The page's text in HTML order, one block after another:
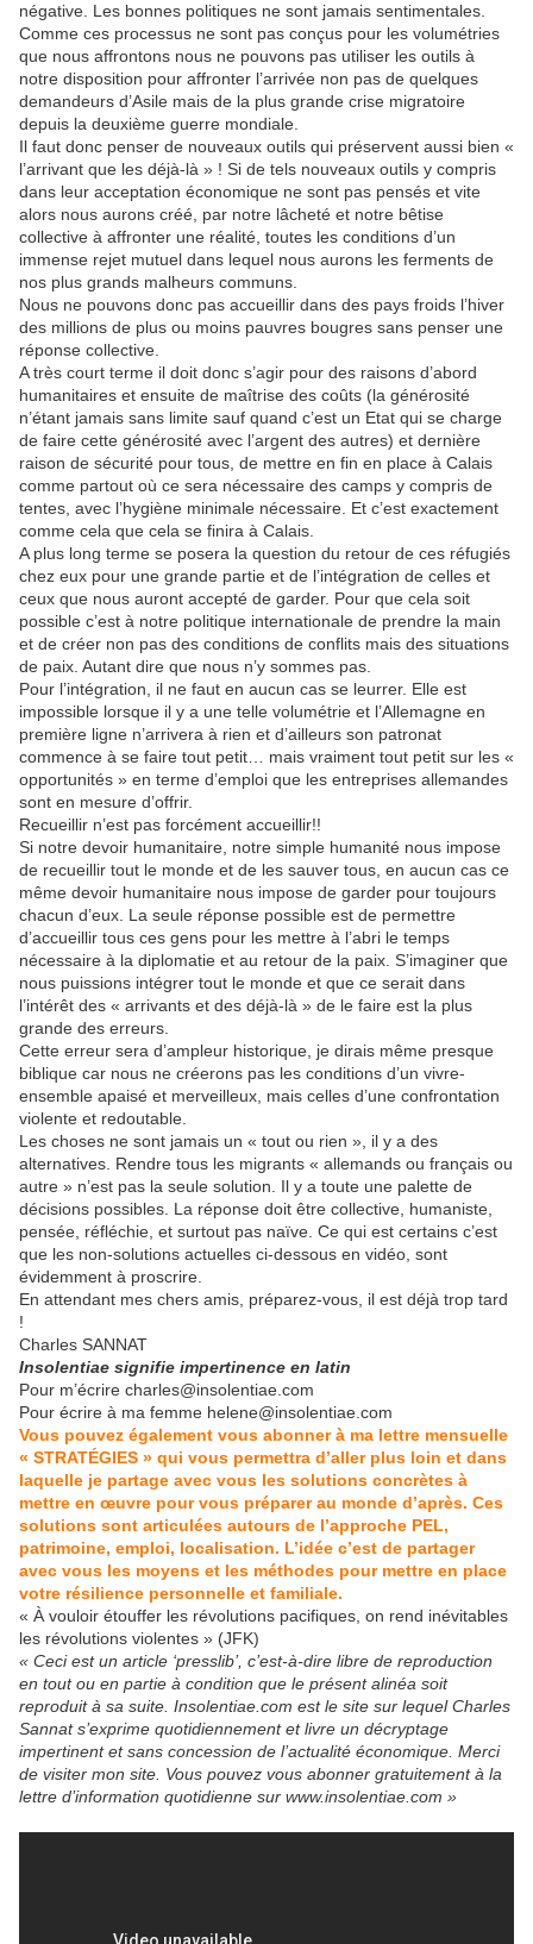
négative. Les bonnes politiques ne sont jamais sentimentales.
Comme ces processus ne sont pas conçus pour les volumétries
que nous affrontons nous ne pouvons pas utiliser les outils à
notre disposition pour affronter l’arrivée non pas de quelques
demandeurs d’Asile mais de la plus grande crise migratoire
depuis la deuxième guerre mondiale.
Il faut donc penser de nouveaux outils qui préservent aussi bien «
l’arrivant que les déjà-là » ! Si de tels nouveaux outils y compris
dans leur acceptation économique ne sont pas pensés et vite
alors nous aurons créé, par notre lâcheté et notre bêtise
collective à affronter une réalité, toutes les conditions d’un
immense rejet mutuel dans lequel nous aurons les ferments de
nos plus grands malheurs communs.
Nous ne pouvons donc pas accueillir dans des pays froids l’hiver
des millions de plus ou moins pauvres bougres sans penser une
réponse collective.
A très court terme il doit donc s’agir pour des raisons d’abord
humanitaires et ensuite de maîtrise des coûts (la générosité
n’étant jamais sans limite sauf quand c’est un Etat qui se charge
de faire cette générosité avec l’argent des autres) et dernière
raison de sécurité pour tous, de mettre en fin en place à Calais
comme partout où ce sera nécessaire des camps y compris de
tentes, avec l’hygiène minimale nécessaire. Et c’est exactement
comme cela que cela se finira à Calais.
A plus long terme se posera la question du retour de ces réfugiés
chez eux pour une grande partie et de l’intégration de celles et
ceux que nous auront accepté de garder. Pour que cela soit
possible c’est à notre politique internationale de prendre la main
et de créer non pas des conditions de conflits mais des situations
de paix. Autant dire que nous n’y sommes pas.
Pour l’intégration, il ne faut en aucun cas se leurrer. Elle est
impossible lorsque il y a une telle volumétrie et l’Allemagne en
première ligne n’arrivera à rien et d’ailleurs son patronat
commence à se faire tout petit… mais vraiment tout petit sur les «
opportunités » en terme d’emploi que les entreprises allemandes
sont en mesure d’offrir.
Recueillir n’est pas forcément accueillir!!
Si notre devoir humanitaire, notre simple humanité nous impose
de recueillir tout le monde et de les sauver tous, en aucun cas ce
même devoir humanitaire nous impose de garder pour toujours
chacun d’eux. La seule réponse possible est de permettre
d’accueillir tous ces gens pour les mettre à l’abri le temps
nécessaire à la diplomatie et au retour de la paix. S’imaginer que
nous puissions intégrer tout le monde et que ce serait dans
l’intérêt des « arrivants et des déjà-là » de le faire est la plus
grande des erreurs.
Cette erreur sera d’ampleur historique, je dirais même presque
biblique car nous ne créerons pas les conditions d’un vivre-
ensemble apaisé et merveilleux, mais celles d’une confrontation
violente et redoutable.
Les choses ne sont jamais un « tout ou rien », il y a des
alternatives. Rendre tous les migrants « allemands ou français ou
autre » n’est pas la seule solution. Il y a toute une palette de
décisions possibles. La réponse doit être collective, humaniste,
pensée, réfléchie, et surtout pas naïve. Ce qui est certains c’est
que les non-solutions actuelles ci-dessous en vidéo, sont
évidemment à proscrire.
En attendant mes chers amis, préparez-vous, il est déjà trop tard
!
Charles SANNAT
Insolentiae signifie impertinence en latin
Pour m’écrire charles@insolentiae.com
Pour écrire à ma femme helene@insolentiae.com
Vous pouvez également vous abonner à ma lettre mensuelle
« STRATÉGIES » qui vous permettra d’aller plus loin et dans
laquelle je partage avec vous les solutions concrètes à
mettre en œuvre pour vous préparer au monde d’après. Ces
solutions sont articulées autours de l’approche PEL,
patrimoine, emploi, localisation. L’idée c’est de partager
avec vous les moyens et les méthodes pour mettre en place
votre résilience personnelle et familiale.
« À vouloir étouffer les révolutions pacifiques, on rend inévitables
les révolutions violentes » (JFK)
« Ceci est un article ‘presslib’, c’est-à-dire libre de reproduction
en tout ou en partie à condition que le présent alinéa soit
reproduit à sa suite. Insolentiae.com est le site sur lequel Charles
Sannat s’exprime quotidiennement et livre un décryptage
impertinent et sans concession de l’actualité économique. Merci
de visiter mon site. Vous pouvez vous abonner gratuitement à la
lettre d’information quotidienne sur www.insolentiae.com »